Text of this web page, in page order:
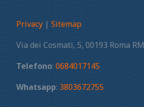
Privacy | Sitemap
Via dei Cosmati, 5, 00193 Roma RM
Telefono: 0684017145
Whatsapp: 3803672755